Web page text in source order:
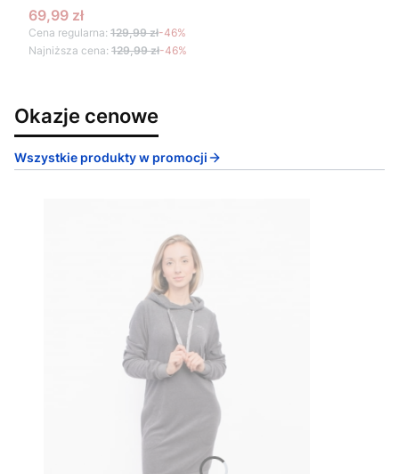
Cena promocyjna
69,99 zł
Cena regularna: 129,99 zł-46%
Najniższa cena: 129,99 zł-46%
Okazje cenowe
Wszystkie produkty w promocji